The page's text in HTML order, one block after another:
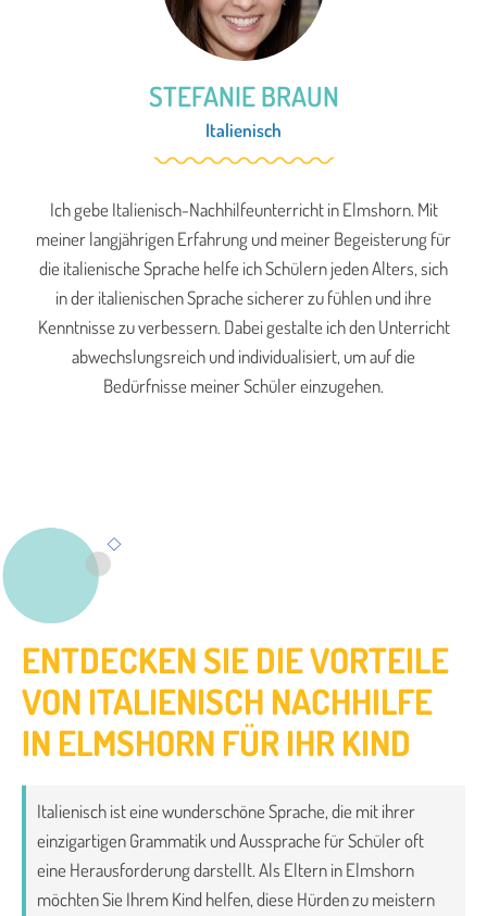
STEFANIE BRAUN
Italienisch
Ich gebe Italienisch-Nachhilfeunterricht in Elmshorn. Mit
meiner langjährigen Erfahrung und meiner Begeisterung für
die italienische Sprache helfe ich Schülern jeden Alters, sich
in der italienischen Sprache sicherer zu fühlen und ihre
Kenntnisse zu verbessern. Dabei gestalte ich den Unterricht
abwechslungsreich und individualisiert, um auf die
Bedürfnisse meiner Schüler einzugehen.
ENTDECKEN SIE DIE VORTEILE
VON ITALIENISCH NACHHILFE
IN ELMSHORN FÜR IHR KIND
Italienisch ist eine wunderschöne Sprache, die mit ihrer
einzigartigen Grammatik und Aussprache für Schüler oft
eine Herausforderung darstellt. Als Eltern in Elmshorn
möchten Sie Ihrem Kind helfen, diese Hürden zu meistern